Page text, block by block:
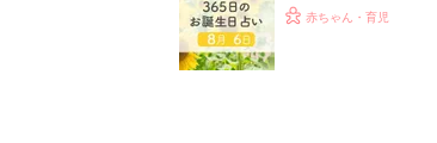
赤ちゃん・育児